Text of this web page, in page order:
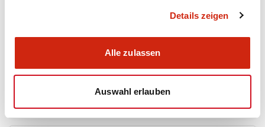
Details zeigen
Alle zulassen
Auswahl erlauben
CAD-Dateien
04/09/2025.PDF2.94MB